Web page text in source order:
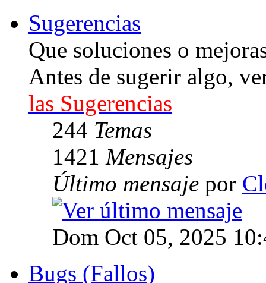
Sugerencias
Que soluciones o
Antes de sugerir algo,
las Sugerencias
244 Temas
1421 Mensajes
Último mensaje por
Dom Oct 05, 2025
Bugs (Fallos)